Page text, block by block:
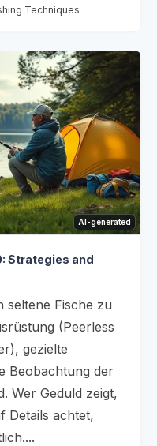
Techniques
AI-generated
Strategies and
seltene Fische zu
(Peerless
gezielte
Beobachtung der
Wer Geduld zeigt,
Details achtet,